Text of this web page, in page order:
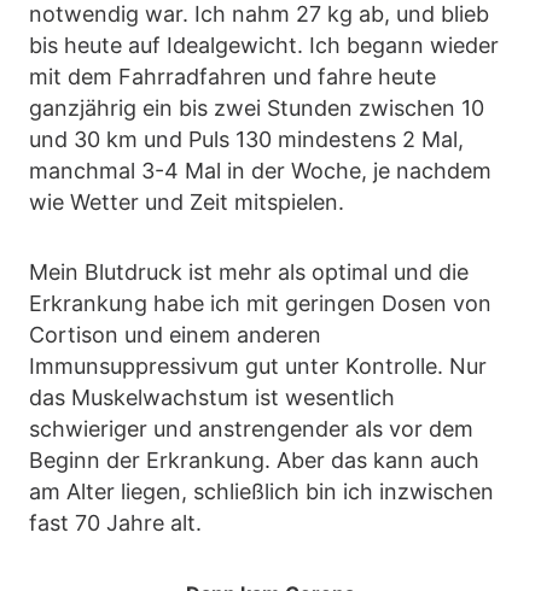
notwendig war. Ich nahm 27 kg ab, und blieb
bis heute auf Idealgewicht. Ich begann wieder
mit dem Fahrradfahren und fahre heute
ganzjährig ein bis zwei Stunden zwischen 10
und 30 km und Puls 130 mindestens 2 Mal,
manchmal 3-4 Mal in der Woche, je nachdem
wie Wetter und Zeit mitspielen.
Mein Blutdruck ist mehr als optimal und die
Erkrankung habe ich mit geringen Dosen von
Cortison und einem anderen
Immunsuppressivum gut unter Kontrolle. Nur
das Muskelwachstum ist wesentlich
schwieriger und anstrengender als vor dem
Beginn der Erkrankung. Aber das kann auch
am Alter liegen, schließlich bin ich inzwischen
fast 70 Jahre alt.